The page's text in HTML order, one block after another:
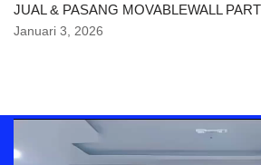
JUAL & PASANG MOVABLEWALL
Januari 3, 2026